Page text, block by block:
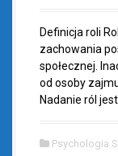
Definicja roli
zachowania
społecznej.
od osoby
Nadanie ról
Psychologia